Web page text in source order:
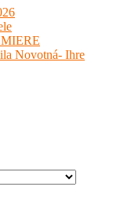
Novotná- Ihre